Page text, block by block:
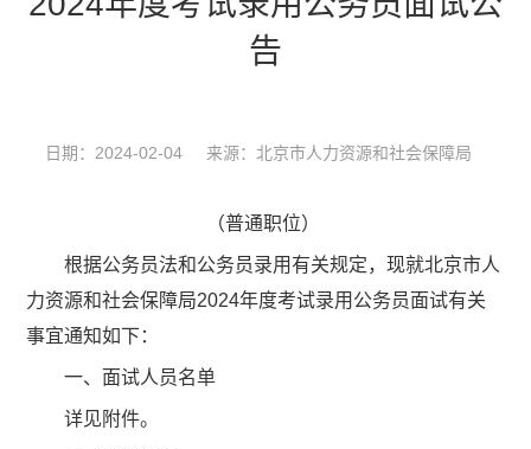
告
日期：2024-02-04 来源：北京市人力资源和社会保障局
（普通职位）
根据公务员法和公务员录用有关规定，现就北京市人
力资源和社会保障局2024年度考试录用公务员面试有关
事宜通知如下：
一、面试人员名单
详见附件。